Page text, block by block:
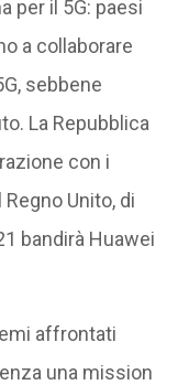
per il 5G: paesi
a collaborare
sebbene
La Repubblica
con i
Unito, di
bandirà Huawei
affrontati
una mission